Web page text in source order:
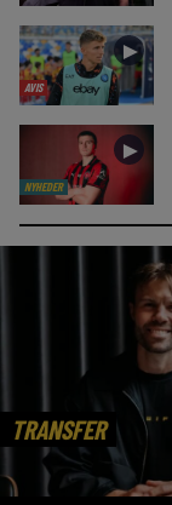
AVIS
►
NYHEDER
►
TRANSFER